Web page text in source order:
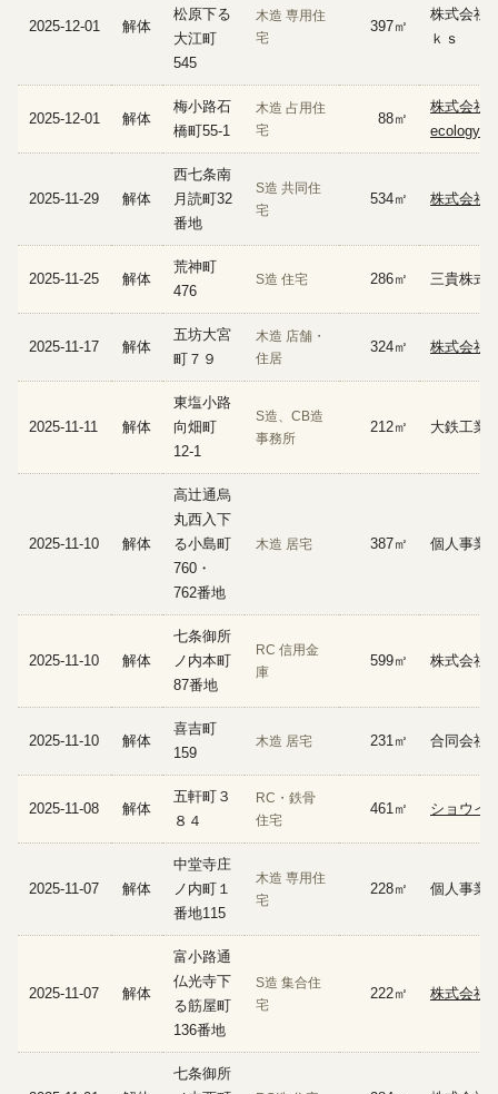
2025-12-01 解体
松原下る
大江町
545
木造 専用住
宅
397㎡
株式会社
ｋｓ
2025-12-01 解体
梅小路石
橋町55-1
木造 占用住
宅
88㎡
株式会社
ecology
2025-11-29 解体
西七条南
月読町32
番地
S造 共同住
宅
534㎡ 株式会社
2025-11-25 解体
荒神町
476
S造 住宅 286㎡ 三貴株式
2025-11-17 解体
五坊大宮
町７９
木造 店舗・
住居
324㎡ 株式会社
2025-11-11 解体
東塩小路
向畑町
12-1
S造、CB造
事務所
212㎡ 大鉄工業
2025-11-10 解体
高辻通烏
丸西入下
る小島町
760・
762番地
木造 居宅 387㎡ 個人事業
2025-11-10 解体
七条御所
ノ内本町
87番地
RC 信用金
庫
599㎡ 株式会社
2025-11-10 解体
喜吉町
159
木造 居宅 231㎡ 合同会社
2025-11-08 解体
五軒町３
８４
RC・鉄骨
住宅
461㎡ ショウイ
2025-11-07 解体
中堂寺庄
ノ内町１
番地115
木造 専用住
宅
228㎡ 個人事業
2025-11-07 解体
富小路通
仏光寺下
る筋屋町
136番地
S造 集合住
宅
222㎡ 株式会社
七条御所